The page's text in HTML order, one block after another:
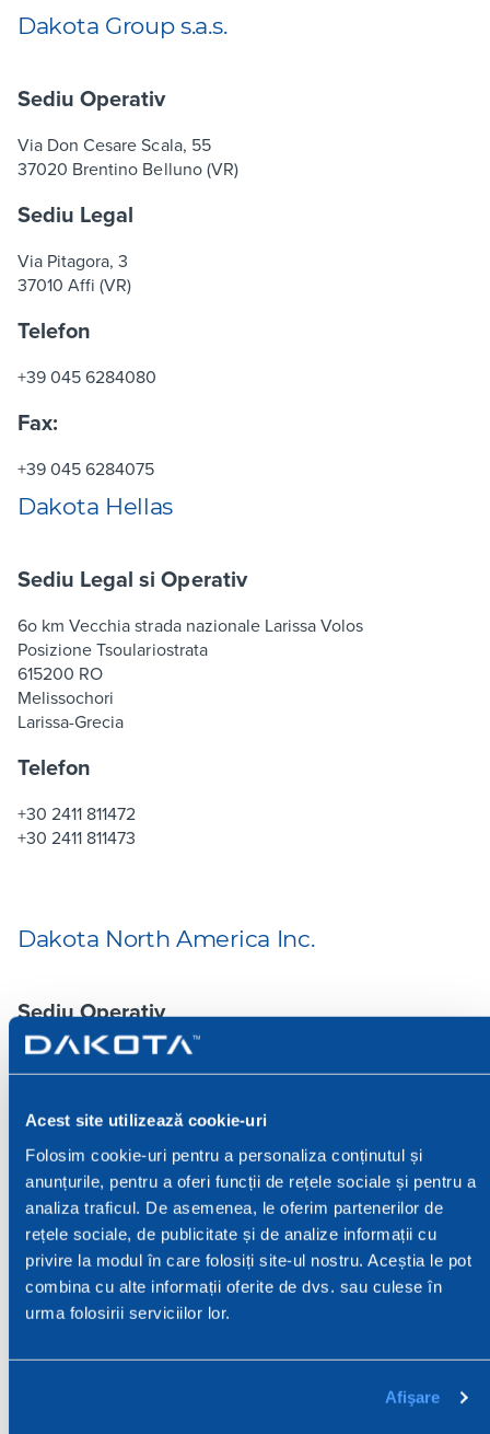
Acest site utilizează cookie-uri
Folosim cookie-uri pentru a personaliza conținutul și
anunțurile, pentru a oferi funcții de rețele sociale și pentru a
analiza traficul. De asemenea, le oferim partenerilor de
rețele sociale, de publicitate și de analize informații cu
privire la modul în care folosiți site-ul nostru. Aceștia le pot
combina cu alte informații oferite de dvs. sau culese în
urma folosirii serviciilor lor.
Afişare
Dakota Group s.a.s.
Sediu Operativ
Via Don Cesare Scala, 55
37020 Brentino Belluno (VR)
Sediu Legal
Via Pitagora, 3
37010 Affi (VR)
Telefon
+39 045 6284080
Fax:
+39 045 6284075
Dakota Hellas
Sediu Legal si Operativ
6o km Vecchia strada nazionale Larissa Volos
Posizione Tsoulariostrata
615200 RO
Melissochori
Larissa-Grecia
Telefon
+30 2411 811472
+30 2411 811473
Dakota North America Inc.
Sediu Operativ
70 Concourse Way,
Greer, SC 29650, USA
Dakota Group Limited
Sediu Legal si Operativ
Unit B Wainstalls Business Park,
Wainstalls, Halifax
West Yorkshire HX2 7UR
United Kingdom